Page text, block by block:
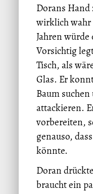
Dorans
wirklich wahr
Jahren würde
Vorsichtig
Tisch, als
Glas. Er
Baum
attackieren.
vorbereiten,
genauso,
könnte.
Doran
braucht ein